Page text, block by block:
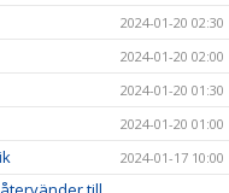
2024-01-20 02:30
2024-01-20 02:00
2024-01-20 01:30
2024-01-20 01:00
2024-01-17 10:00